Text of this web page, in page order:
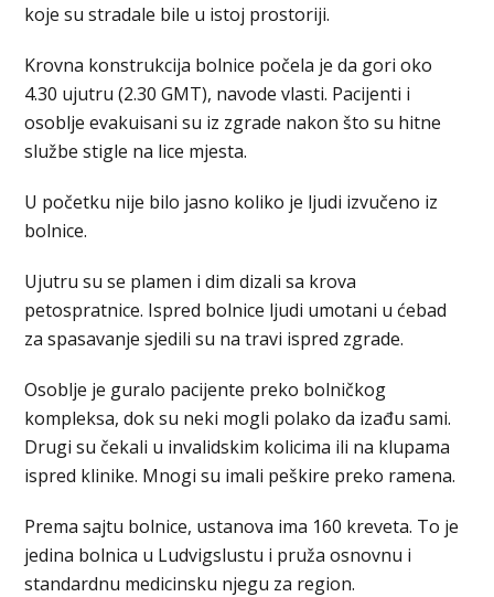
koje su stradale bile u istoj prostoriji.
Krovna konstrukcija bolnice počela je da gori oko
4.30 ujutru (2.30 GMT), navode vlasti. Pacijenti i
osoblje evakuisani su iz zgrade nakon što su hitne
službe stigle na lice mjesta.
U početku nije bilo jasno koliko je ljudi izvučeno iz
bolnice.
Ujutru su se plamen i dim dizali sa krova
petospratnice. Ispred bolnice ljudi umotani u ćebad
za spasavanje sjedili su na travi ispred zgrade.
Osoblje je guralo pacijente preko bolničkog
kompleksa, dok su neki mogli polako da izađu sami.
Drugi su čekali u invalidskim kolicima ili na klupama
ispred klinike. Mnogi su imali peškire preko ramena.
Prema sajtu bolnice, ustanova ima 160 kreveta. To je
jedina bolnica u Ludvigslustu i pruža osnovnu i
standardnu medicinsku njegu za region.